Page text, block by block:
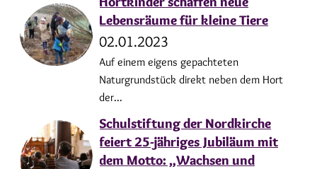
Lebensräume für kleine Tiere
02.01.2023
Auf einem eigens gepachteten
Naturgrundstück direkt neben dem Hort
der...
Schulstiftung der Nordkirche
feiert 25-jähriges Jubiläum mit
dem Motto: „Wachsen und